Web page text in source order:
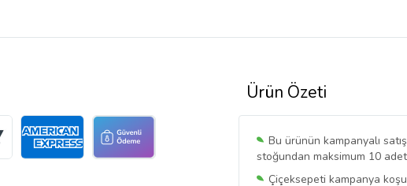
Ürün Özeti
Bu ürünün kampanyalı
stoğundan maksimum 10
Çiçeksepeti kampanya